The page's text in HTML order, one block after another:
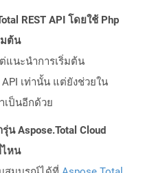
REST API โดยใช้ Php
มต้น
แนะนำการเริ่มต้น
เท่านั้น แต่ยังช่วยใน
เป็นอีกด้วย
Aspose.Total Cloud
ไหน